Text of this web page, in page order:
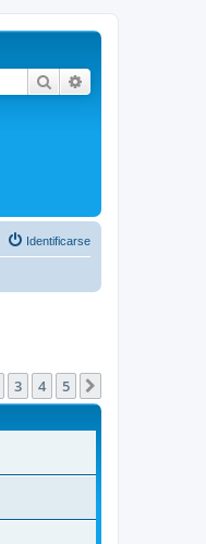
Buscar
Identificarse
3 4 5